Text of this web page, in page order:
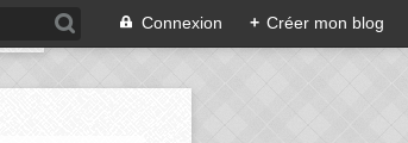
Connexion + Créer mon blog